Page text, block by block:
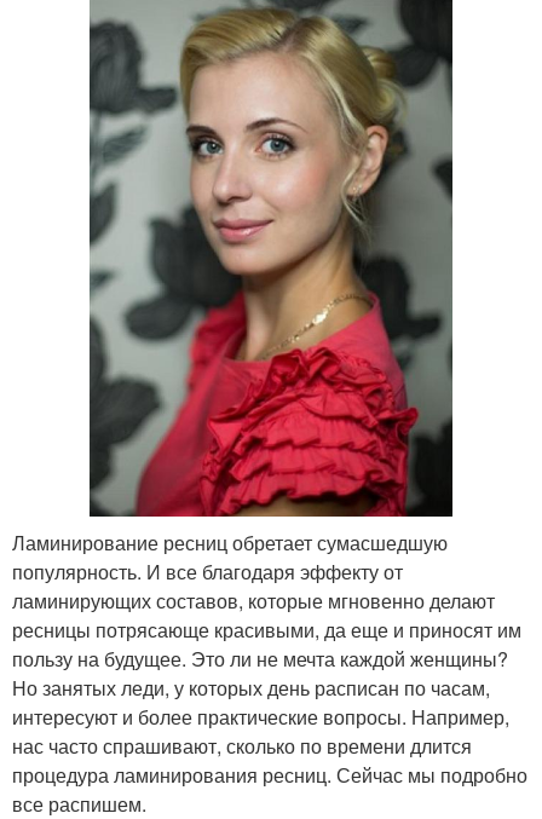
Ламинирование ресниц обретает сумасшедшую
популярность. И все благодаря эффекту от
ламинирующих составов, которые мгновенно делают
ресницы потрясающе красивыми, да еще и приносят им
пользу на будущее. Это ли не мечта каждой женщины?
Но занятых леди, у которых день расписан по часам,
интересуют и более практические вопросы. Например,
нас часто спрашивают, сколько по времени длится
процедура ламинирования ресниц. Сейчас мы подробно
все распишем.